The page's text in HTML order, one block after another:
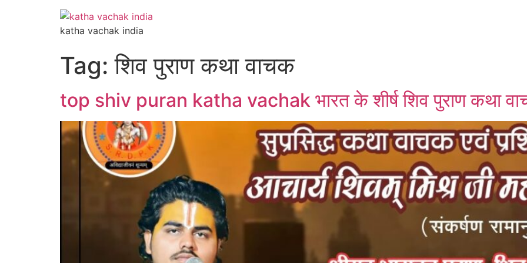
katha vachak india
Tag:शिव पुराण कथा वाचक
top shiv puran katha vachak भारत के शीर्ष शिव पुराण कथा